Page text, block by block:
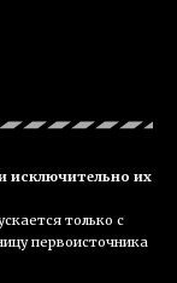
исключительно их
только с
первоисточника